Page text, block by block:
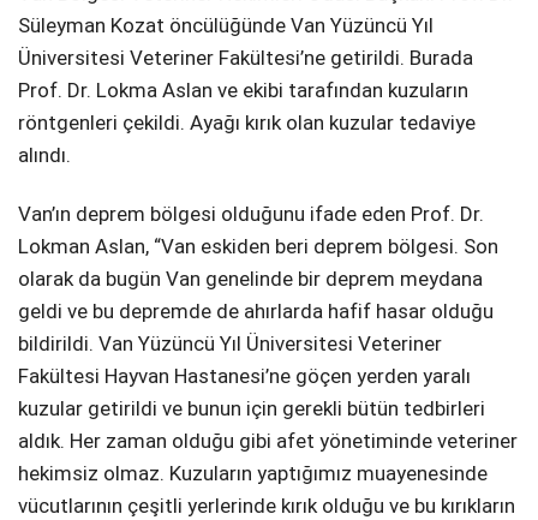
Süleyman Kozat öncülüğünde Van Yüzüncü Yıl
Üniversitesi Veteriner Fakültesi’ne getirildi. Burada
Prof. Dr. Lokma Aslan ve ekibi tarafından kuzuların
röntgenleri çekildi. Ayağı kırık olan kuzular tedaviye
alındı.
Van’ın deprem bölgesi olduğunu ifade eden Prof. Dr.
Lokman Aslan, “Van eskiden beri deprem bölgesi. Son
olarak da bugün Van genelinde bir deprem meydana
geldi ve bu depremde de ahırlarda hafif hasar olduğu
bildirildi. Van Yüzüncü Yıl Üniversitesi Veteriner
Fakültesi Hayvan Hastanesi’ne göçen yerden yaralı
kuzular getirildi ve bunun için gerekli bütün tedbirleri
aldık. Her zaman olduğu gibi afet yönetiminde veteriner
hekimsiz olmaz. Kuzuların yaptığımız muayenesinde
vücutlarının çeşitli yerlerinde kırık olduğu ve bu kırıkların